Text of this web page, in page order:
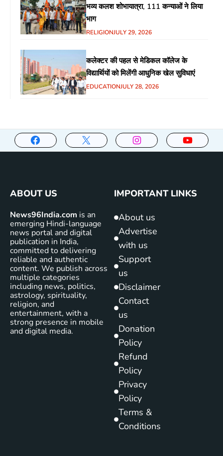
भव्य कलश शोभायात्रा, 111 कन्याओं ने लिया
भाग
RELIGIONJULY 29, 2026
कलेक्टर की पहल से मेडिकल कॉलेज के
विद्यार्थियों को मिलेंगी आधुनिक खेल सुविधाएं
EDUCATIONJULY 28, 2026
ABOUT US
News96India.com is an
emerging Hindi-language
news portal and digital
publication in India,
committed to delivering
reliable and authentic
content. We publish across
multiple categories
including news, politics,
astrology, spirituality,
religion, and
entertainment, with a
strong presence in mobile
and digital media.
IMPORTANT LINKS
About us
Advertise
with us
Support
us
Disclaimer
Contact
us
Donation
Policy
Refund
Policy
Privacy
Policy
Terms &
Conditions